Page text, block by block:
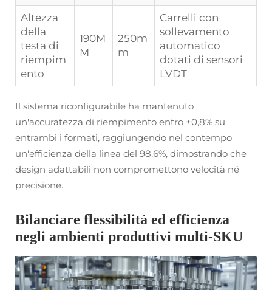
Altezza
della
testa di
riempim
ento
190M
M
250m
m
Carrelli con
sollevamento
automatico
dotati di sensori
LVDT
Il sistema riconfigurabile ha mantenuto
un'accuratezza di riempimento entro ±0,8% su
entrambi i formati, raggiungendo nel contempo
un'efficienza della linea del 98,6%, dimostrando che
design adattabili non compromettono velocità né
precisione.
Bilanciare flessibilità ed efficienza
negli ambienti produttivi multi-SKU